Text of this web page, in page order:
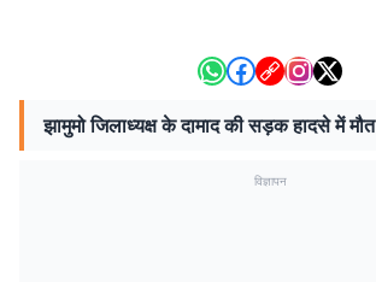
झामुमो जिलाध्यक्ष के दामाद की सड़क हादसे में मौत
विज्ञापन